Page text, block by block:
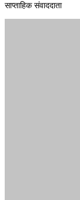
साप्ताहिक संवाददाता